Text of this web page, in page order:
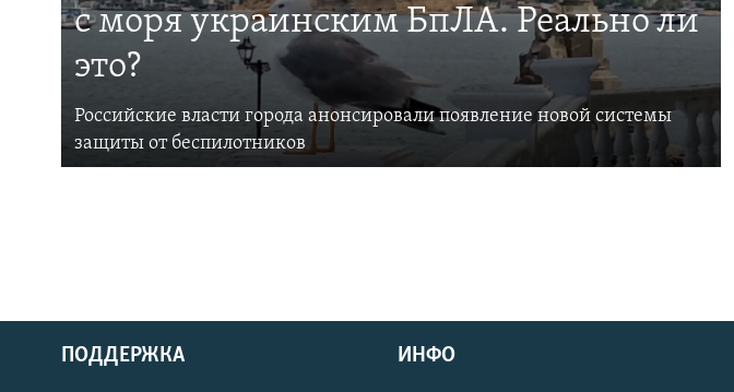
с моря украинским БпЛА. Реально ли
это?
Российские власти города анонсировали появление новой системы
защиты от беспилотников
ПОДДЕРЖКА ИНФО